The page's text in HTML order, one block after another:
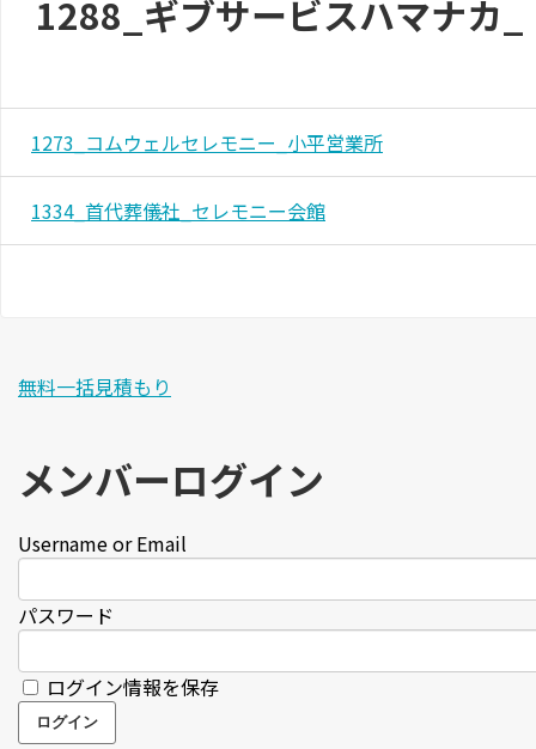
1288_ギブサービスハマナカ_
1273_コムウェルセレモニー_小平営業所
1334_首代葬儀社_セレモニー会館
無料一括見積もり
メンバーログイン
Username or Email
パスワード
ログイン情報を保存